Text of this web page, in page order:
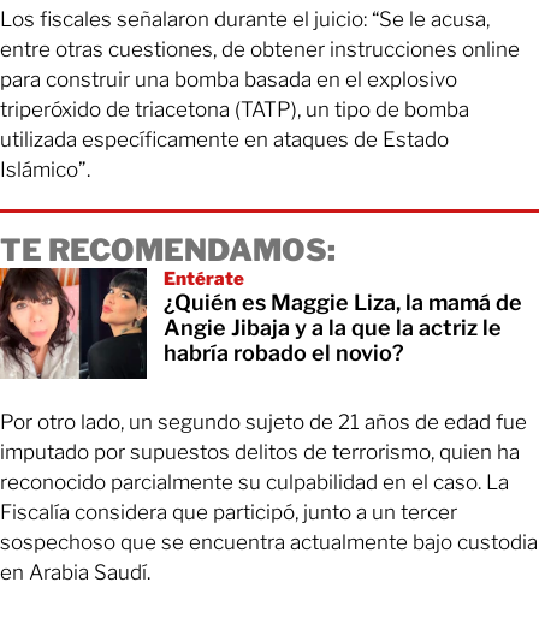
Los fiscales señalaron durante el juicio: “Se le acusa,
entre otras cuestiones, de obtener instrucciones online
para construir una bomba basada en el explosivo
triperóxido de triacetona (TATP), un tipo de bomba
utilizada específicamente en ataques de Estado
Islámico”.
TE RECOMENDAMOS:
Entérate
¿Quién es Maggie Liza, la mamá de
Angie Jibaja y a la que la actriz le
habría robado el novio?
Por otro lado, un segundo sujeto de 21 años de edad fue
imputado por supuestos delitos de terrorismo, quien ha
reconocido parcialmente su culpabilidad en el caso. La
Fiscalía considera que participó, junto a un tercer
sospechoso que se encuentra actualmente bajo custodia
en Arabia Saudí.